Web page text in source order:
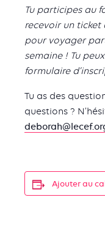
Tu participes au
recevoir un
pour voyager
semaine ! Tu
formulaire
Tu as des
questions ?
Ajouter au